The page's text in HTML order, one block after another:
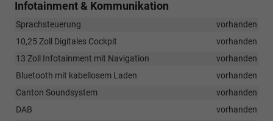
Infotainment & Kommunikation
Sprachsteuerung
vorhanden
10,25 Zoll Digitales Cockpit
vorhanden
13 Zoll Infotainment mit Navigation
vorhanden
Bluetooth mit kabellosem Laden
vorhanden
Canton Soundsystem
vorhanden
DAB
vorhanden